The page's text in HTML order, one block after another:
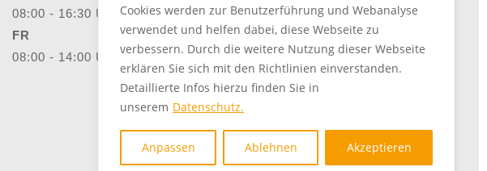
Cookies werden zur Benutzerführung und Webanalyse
verwendet und helfen dabei, diese Webseite zu
verbessern. Durch die weitere Nutzung dieser Webseite
erklären Sie sich mit den Richtlinien einverstanden.
Detaillierte Infos hierzu finden Sie in
unserem Datenschutz.
Anpassen Ablehnen Akzeptieren
08:00 - 16:30 Uhr
FR
08:00 - 14:00 Uhr
Downloads